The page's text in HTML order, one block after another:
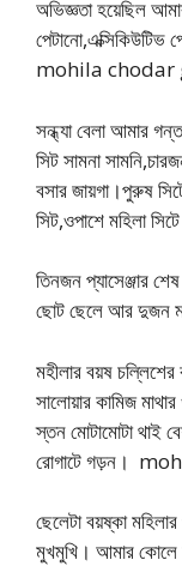
অভিজ্ঞতা হয়েছিল
পেটানো,এক্সিকিউটিভ
mohila chodar
সন্ধ্যা বেলা আমার
সিট সামনা
বসার জায়গা।পুরুষ
সিট,ওপাশে মহিলা
তিনজন প্যাসেঞ্জার
ছোট ছেলে আর দুজন
মহীলার বয়ষ
সালোয়ার কামিজ
স্তন মোটামোটা থাই
রোগাটে গড়ন।
ছেলেটা বয়ষ্কা
মুখমুখি। আমার কোলে